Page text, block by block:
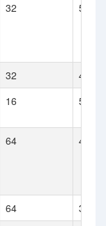
32 5.3
32
4.3
16 5.7
64 4.5
64
3.7